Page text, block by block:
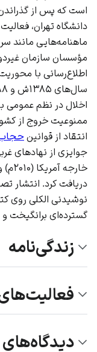
است که پس از
دانشگاه تهران،
ماهنامه‌هایی مانند
مؤسسان سازمان
اطلاع‌رسانی با
اخلال در نظم عمومی
ممنوعیت خروج از
انتقاد از قوانین
جوایزی از نهادهای
دریافت کرد. انتشار
نوشیدنی الکلی روی
گسترده‌ای برانگیخت
زندگی‌نامه